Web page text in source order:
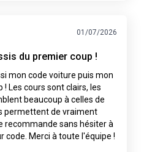
01/07/2026
du premier coup !
mon code voiture puis mon
Les cours sont clairs, les
beaucoup à celles de
permettent de vraiment
recommande sans hésiter à
code. Merci à toute l'équipe !